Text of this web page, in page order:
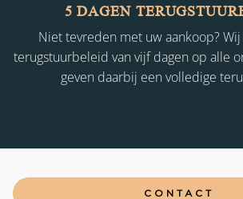
5 DAGEN
Niet tevreden met uw aankoop?
terugstuurbeleid van vijf dagen op alle
geven daarbij een volledige
CONTACT